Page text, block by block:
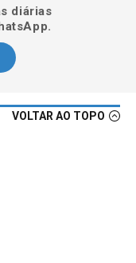
diárias
VOLTAR AO TOPO